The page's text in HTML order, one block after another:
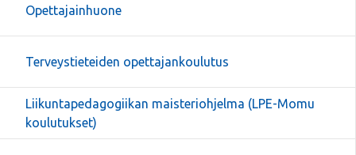
Opettajainhuone
Terveystieteiden opettajankoulutus
Liikuntapedagogiikan maisteriohjelma (LPE-Momu
koulutukset)